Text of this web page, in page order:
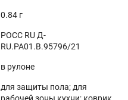
0.84 г
РОСС RU Д-
RU.РА01.В.95796/21
в рулоне
для защиты пола; для